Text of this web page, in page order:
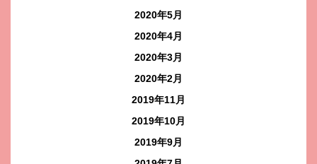
2020年5月
2020年4月
2020年3月
2020年2月
2019年11月
2019年10月
2019年9月